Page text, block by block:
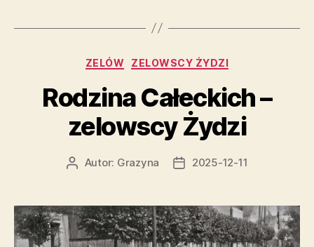
Kategorie
ZELÓW ZELOWSCY ŻYDZI
Rodzina Całeckich –
zelowscy Żydzi
AutorAutor: Grazyna
Data2025-12-11